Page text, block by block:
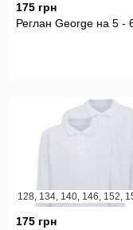
175 грн
Реглан George на 5 -
175 грн